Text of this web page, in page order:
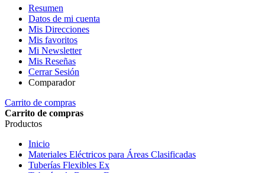
Resumen
Datos de mi cuenta
Mis Direcciones
Mis favoritos
Mi Newsletter
Mis Reseñas
Cerrar Sesión
Comparador
Carrito de compras
Carrito de compras
Productos
Inicio
Materiales Eléctricos para Áreas Clasificadas
Tuberías Flexibles Ex